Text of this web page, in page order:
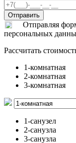
Отправляя
персональных
Рассчитать
1-комнатная
2-комнатная
3-комнатная
1-санузел
2-санузла
3-санузла